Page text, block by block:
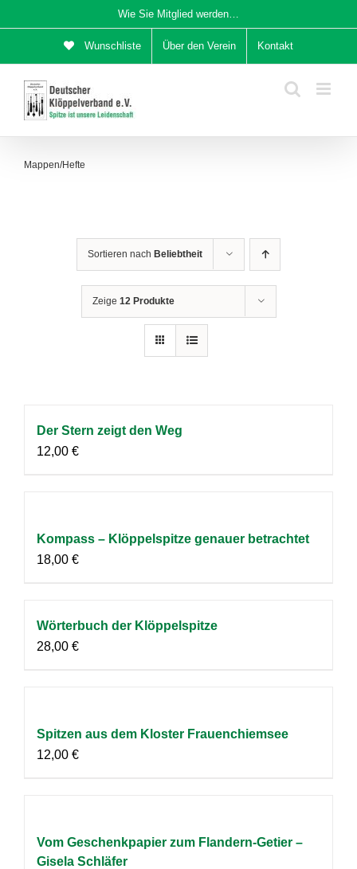
Inhalt
Wie Sie Mitglied werden…
Wunschliste Über den Verein Kontakt
Mappen/Hefte
Sortieren nach Beliebtheit
Zeige 12 Produkte
Der Stern zeigt den Weg
12,00 €
Kompass – Klöppelspitze genauer betrachtet
18,00 €
Wörterbuch der Klöppelspitze
28,00 €
Spitzen aus dem Kloster Frauenchiemsee
12,00 €
Vom Geschenkpapier zum Flandern-Getier –
Gisela Schläfer